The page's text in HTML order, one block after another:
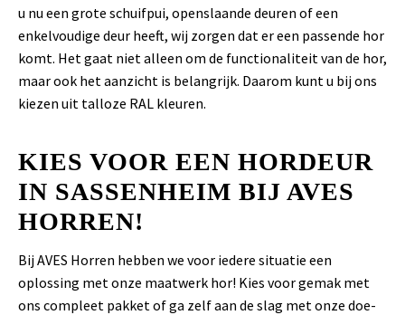
u nu een grote schuifpui, openslaande deuren of een
enkelvoudige deur heeft, wij zorgen dat er een passende hor
komt. Het gaat niet alleen om de functionaliteit van de hor,
maar ook het aanzicht is belangrijk. Daarom kunt u bij ons
kiezen uit talloze RAL kleuren.
KIES VOOR EEN HORDEUR
IN SASSENHEIM BIJ AVES
HORREN!
Bij AVES Horren hebben we voor iedere situatie een
oplossing met onze maatwerk hor! Kies voor gemak met
ons compleet pakket of ga zelf aan de slag met onze doe-